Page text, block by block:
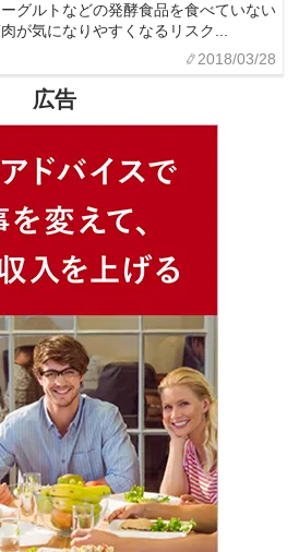
グルトなどの発酵食品を食べていない
が気になりやすくなるリスク...
2018/03/28
広告